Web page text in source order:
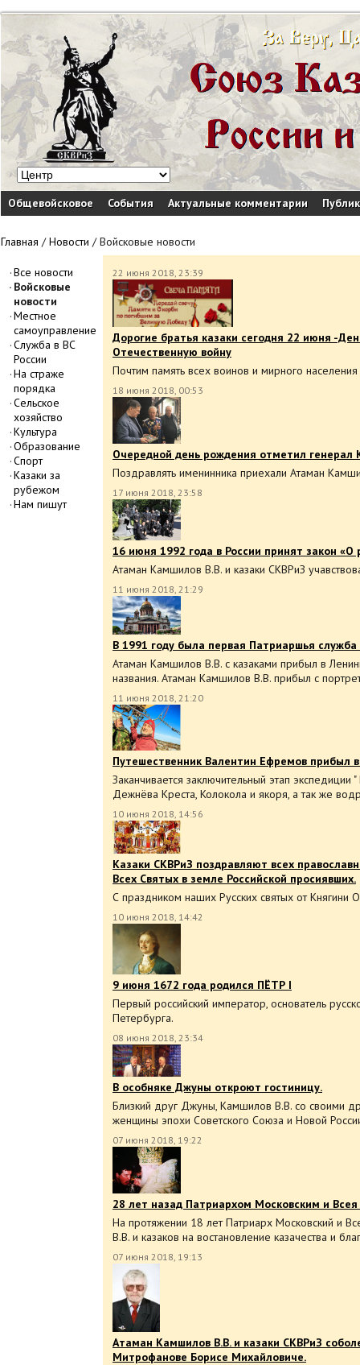
Общевойсковое События Актуальные комментарии
Главная /Новости /Войсковые новости
Все новости
Войсковые
новости
Местное
самоуправление
Служба в ВС
России
На страже
порядка
Сельское
хозяйство
Культура
Образование
Спорт
Казаки за
рубежом
Нам пишут
22 июня 2018, 23:39
Дорогие братья казаки сегодня 22 июня -
Отечественную войну
Почтим память всех воинов и мирного
18 июня 2018, 00:53
Очередной день рождения отметил генерал
Поздравлять именинника приехали Атаман
17 июня 2018, 23:58
16 июня 1992 года в России принят закон «О
Атаман Камшилов В.В. и казаки СКВРиЗ
11 июня 2018, 21:29
В 1991 году была первая Патриаршья
Атаман Камшилов В.В. с казаками прибыл в
названия. Атаман Камшилов В.В. прибыл с
11 июня 2018, 21:20
Путешественник Валентин Ефремов прибыл
Заканчивается заключительный этап
Дежнёва Креста, Колокола и якоря, а так же
10 июня 2018, 14:56
Казаки СКВРиЗ поздравляют всех
Всех Святых в земле Российской просиявших.
С праздником наших Русских святых от
10 июня 2018, 14:42
9 июня 1672 года родился ПЁТР I
Первый российский император, основатель
Петербурга.
08 июня 2018, 23:34
В особняке Джуны откроют гостиницу.
Близкий друг Джуны, Камшилов В.В. со своими
женщины эпохи Советского Союза и Новой
07 июня 2018, 19:22
28 лет назад Патриархом Московским и
На протяжении 18 лет Патриарх Московский и
В.В. и казаков на востановление казачества и
07 июня 2018, 19:13
Атаман Камшилов В.В. и казаки СКВРиЗ
Митрофанове Борисе Михайловиче.